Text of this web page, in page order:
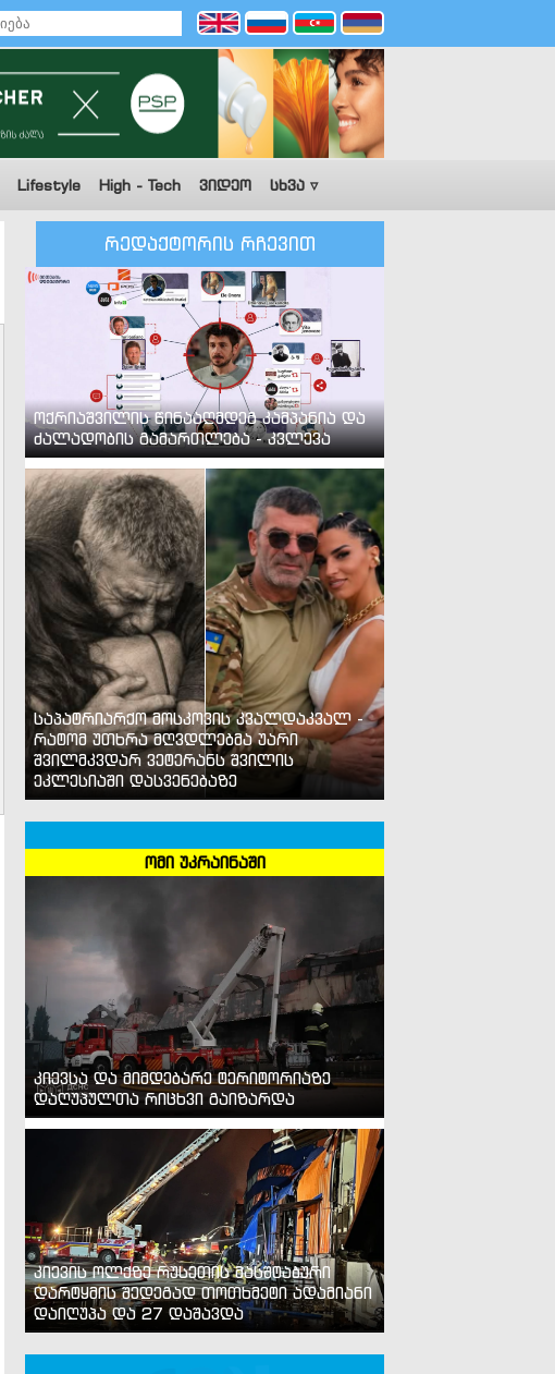
Lifestyle High - Tech ვიდეო სხვა ▿
რედაქტორის რჩევით
ოქრიაშვილის წინააღმდეგ კამპანია და
ძალადობის გამართლება - კვლევა
საპატრიარქო მოსკოვის კვალდაკვალ -
რატომ უთხრა მღვდლებმა უარი
შვილმკვდარ ვეტერანს შვილის
ეკლესიაში დასვენებაზე
ომი უკრაინაში
კიევსა და მიმდებარე ტერიტორიაზე
დაღუპულთა რიცხვი გაიზარდა
კიევის ოლქზე რუსეთის მასშტაბური
დარტყმის შედეგად თოთხმეტი ადამიანი
დაიღუპა და 27 დაშავდა